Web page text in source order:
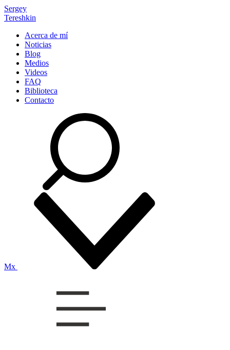
Sergey
Tereshkin
Acerca de mí
Noticias
Blog
Medios
Videos
FAQ
Biblioteca
Contacto
Mx